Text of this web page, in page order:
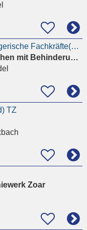
Pädagogische und pflegerische Fachkräfte(m/w/d) (Erzieher*innen, Heilerziehungs-, Kranken- oder
Lebenshilfe für Menschen mit Behinderung KV St. Wendel e. V.
TZ
Zoar